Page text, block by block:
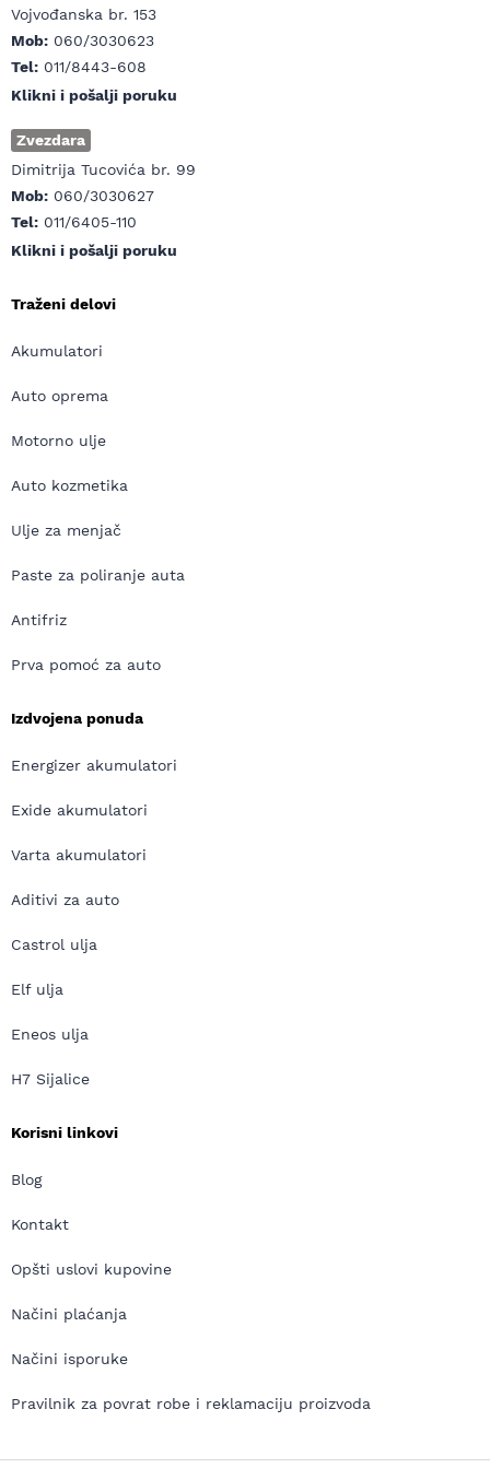
Vojvođanska br. 153
Mob: 060/3030623
Tel: 011/8443-608
Klikni i pošalji poruku
Zvezdara
Dimitrija Tucovića br. 99
Mob: 060/3030627
Tel: 011/6405-110
Klikni i pošalji poruku
Traženi delovi
Akumulatori
Auto oprema
Motorno ulje
Auto kozmetika
Ulje za menjač
Paste za poliranje auta
Antifriz
Prva pomoć za auto
Izdvojena ponuda
Energizer akumulatori
Exide akumulatori
Varta akumulatori
Aditivi za auto
Castrol ulja
Elf ulja
Eneos ulja
H7 Sijalice
Korisni linkovi
Blog
Kontakt
Opšti uslovi kupovine
Načini plaćanja
Načini isporuke
Pravilnik za povrat robe i reklamaciju proizvoda